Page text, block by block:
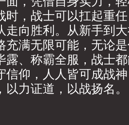
时，战士可以扛起重
走向胜利。从新手到
充满无限可能，无论
露、称霸全服，战士
信仰，人人皆可成战
力证道，以战扬名。